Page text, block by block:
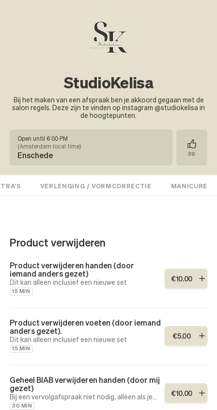
StudioKelisa
Bij het maken van een afspraak ben je akkoord gegaan met de
salon regels. Deze zijn te vinden op instagram @studiokelisa in
de hoogtepunten.
Open until 6:00 PM
(Amsterdam local time)
Enschede 39
VERLENGING / VORMCORRECTIE MANICURE
Product verwijderen
Product verwijderen handen (door
iemand anders gezet)
Dit kan alleen inclusief een nieuwe set
15 MIN
€10.00
Product verwijderen voeten (door iemand
anders gezet).
Dit kan alleen inclusief een nieuwe set
15 MIN
€5.00
Geheel BIAB verwijderen handen (door mij
gezet)
Bij een vervolgafspraak niet nodig, alleen als je
het geheel wilt laten verwijderen!
30 MIN
€10.00